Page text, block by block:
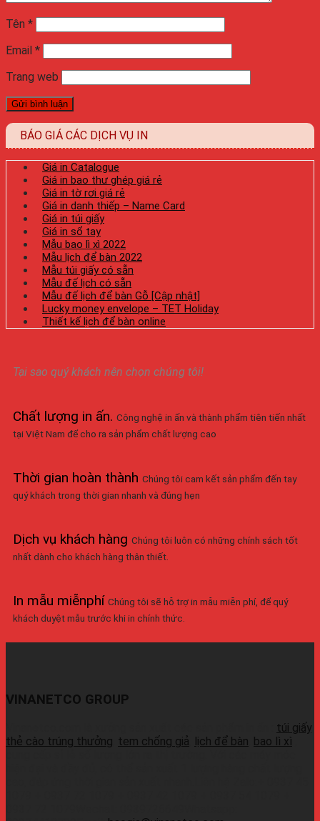
Tên *
Email *
Trang web
BÁO GIÁ CÁC DỊCH VỤ IN
Giá in Catalogue
Giá in bao thư ghép giá rẻ
Giá in tờ rơi giá rẻ
Giá in danh thiếp – Name Card
Giá in túi giấy
Giá in sổ tay
Mẫu bao lì xì 2022
Mẫu lịch để bàn 2022
Mẫu túi giấy có sẵn
Mẫu đế lịch có sẵn
Mẫu đế lịch để bàn Gỗ [Cập nhật]
Lucky money envelope – TET Holiday
Thiết kế lịch để bàn online
Tại sao quý khách nên chọn chúng tôi!
Chất lượng in ấn. Công nghệ in ấn và thành phẩm tiên tiến nhất
tại Việt Nam để cho ra sản phẩm chất lượng cao
Thời gian hoàn thành Chúng tôi cam kết sản phẩm đến tay
quý khách trong thời gian nhanh và đúng hẹn
Dịch vụ khách hàng Chúng tôi luôn có những chính sách tốt
nhất dành cho khách hàng thân thiết.
In mẫu miễnphí Chúng tôi sẽ hỗ trợ in mẫu miễn phí, để quý
khách duyệt mẫu trước khi in chính thức.
VINANETCO GROUP
túi giấy
thẻ cào trúng thưởng tem chống giả lịch để bàn bao lì xì